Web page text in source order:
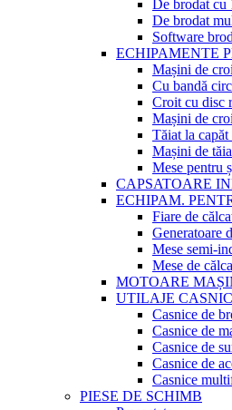
De brodat cu
De brodat
Software
ECHIPAMENTE
Mașini de
Cu bandă
Croit cu disc
Mașini de
Tăiat la capăt
Mașini de
Mese pentru
CAPSATOARE
ECHIPAM.
Fiare de
Generatoare
Mese semi-
Mese de
MOTOARE
UTILAJE
Casnice de
Casnice de
Casnice de
Casnice de
Casnice
PIESE DE SCHIMB